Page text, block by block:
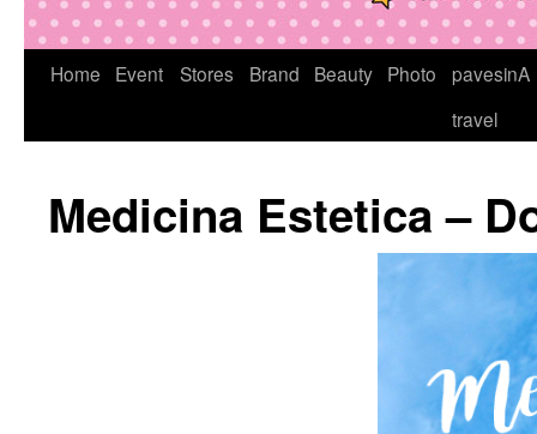
VaiHome Event Stores Brand Beauty Photo
pavesinA
travel
Medicina Estetica –